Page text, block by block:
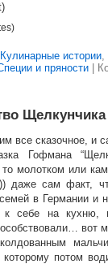
Кулинарные истории,
и пряности
Щелкунчика
все сказочное, и
Гофмана
молотком или
даже сам факт,
в Германии и
к себе на кухню,
вот
которому потом